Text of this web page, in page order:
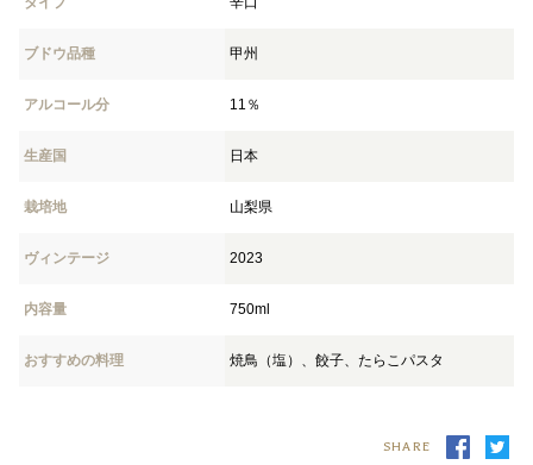
ブドウ品種 甲州
アルコール分 11％
生産国 日本
栽培地 山梨県
ヴィンテージ 2023
内容量 750ml
おすすめの料理 焼鳥（塩）、餃子、たらこパスタ
SHARE